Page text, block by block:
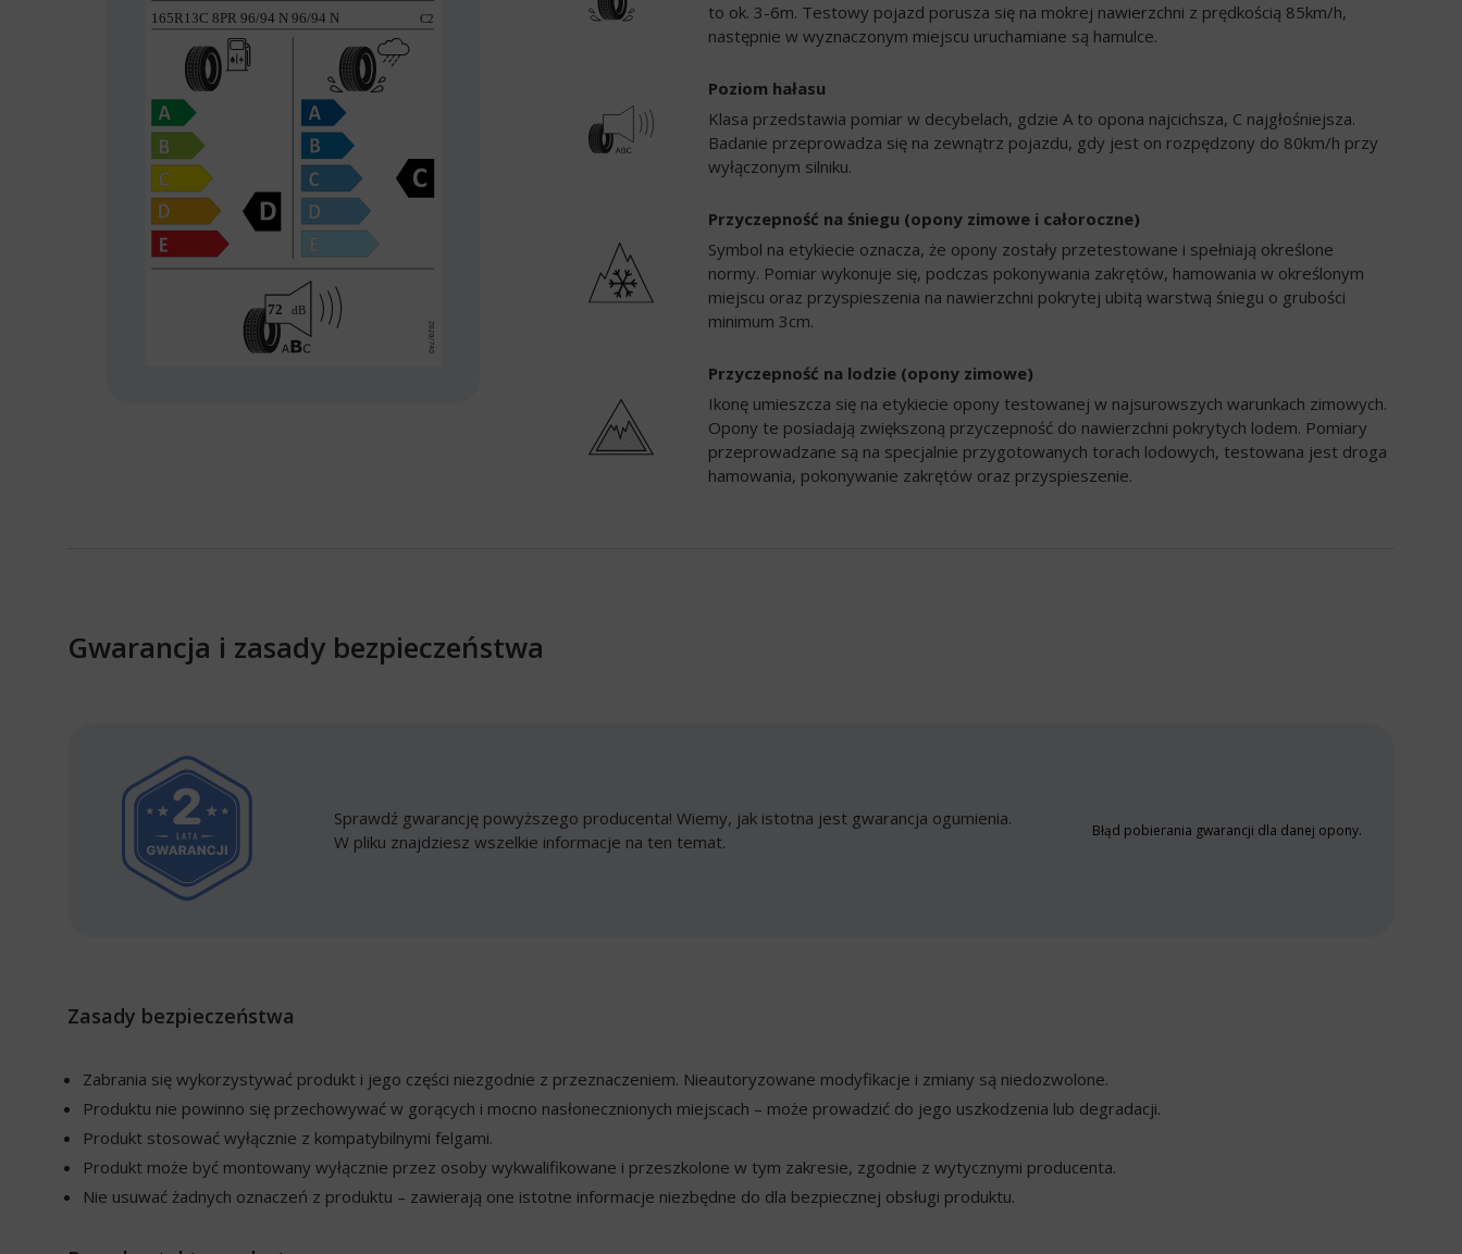
to ok. 3-6m. Testowy pojazd porusza się na mokrej nawierzchni z prędkością 85km/h,
następnie w wyznaczonym miejscu uruchamiane są hamulce.
Poziom hałasu
Klasa przedstawia pomiar w decybelach, gdzie A to opona najcichsza, C najgłośniejsza.
Badanie przeprowadza się na zewnątrz pojazdu, gdy jest on rozpędzony do 80km/h przy
wyłączonym silniku.
Przyczepność na śniegu (opony zimowe i całoroczne)
Symbol na etykiecie oznacza, że opony zostały przetestowane i spełniają określone
normy. Pomiar wykonuje się, podczas pokonywania zakrętów, hamowania w określonym
miejscu oraz przyspieszenia na nawierzchni pokrytej ubitą warstwą śniegu o grubości
minimum 3cm.
Przyczepność na lodzie (opony zimowe)
Ikonę umieszcza się na etykiecie opony testowanej w najsurowszych warunkach zimowych.
Opony te posiadają zwiększoną przyczepność do nawierzchni pokrytych lodem. Pomiary
przeprowadzane są na specjalnie przygotowanych torach lodowych, testowana jest droga
hamowania, pokonywanie zakrętów oraz przyspieszenie.
Gwarancja i zasady bezpieczeństwa
Sprawdź gwarancję powyższego producenta! Wiemy, jak istotna jest gwarancja ogumienia.
W pliku znajdziesz wszelkie informacje na ten temat.
Błąd pobierania gwarancji dla danej opony.
Zasady bezpieczeństwa
Zabrania się wykorzystywać produkt i jego części niezgodnie z przeznaczeniem. Nieautoryzowane modyfikacje i zmiany są niedozwolone.
Produktu nie powinno się przechowywać w gorących i mocno nasłonecznionych miejscach – może prowadzić do jego uszkodzenia lub degradacji.
Produkt stosować wyłącznie z kompatybilnymi felgami.
Produkt może być montowany wyłącznie przez osoby wykwalifikowane i przeszkolone w tym zakresie, zgodnie z wytycznymi producenta.
Nie usuwać żadnych oznaczeń z produktu – zawierają one istotne informacje niezbędne do dla bezpiecznej obsługi produktu.